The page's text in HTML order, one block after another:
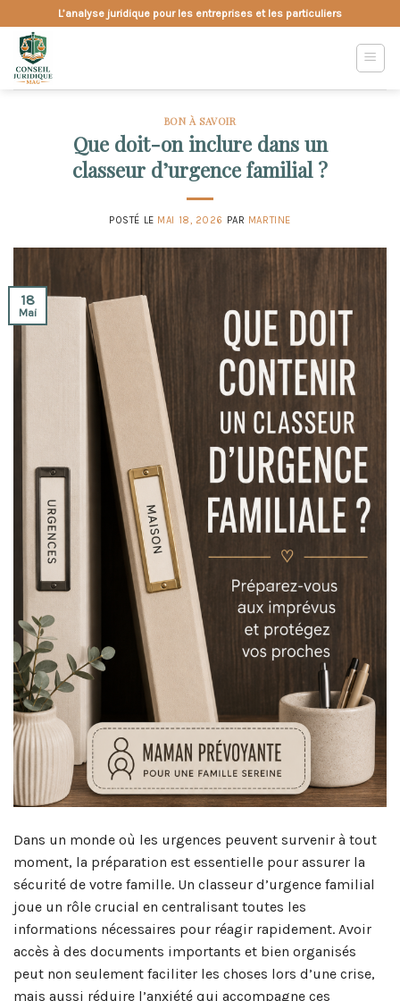
to
content
L’analyse juridique pour les entreprises et les particuliers
BON À SAVOIR
Que doit-on inclure dans un
classeur d’urgence familial ?
POSTÉ LE MAI 18, 2026 PAR MARTINE
18
Mai
Dans un monde où les urgences peuvent survenir à tout
moment, la préparation est essentielle pour assurer la
sécurité de votre famille. Un classeur d’urgence familial
joue un rôle crucial en centralisant toutes les
informations nécessaires pour réagir rapidement. Avoir
accès à des documents importants et bien organisés
peut non seulement faciliter les choses lors d’une crise,
mais aussi réduire l’anxiété qui accompagne ces